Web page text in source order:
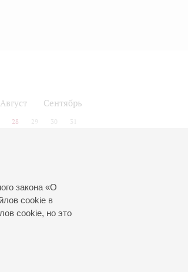
закона «О
cookie в
cookie, но это
Август Сентябрь
28 29 30 31